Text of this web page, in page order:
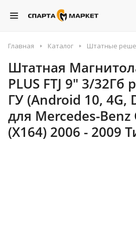
Главная Каталог Штатные
Штатная
PLUS FTJ 9" 3/32Гб
ГУ (Android 10, 4G,
для Mercedes-Benz
(X164) 2006 - 2009